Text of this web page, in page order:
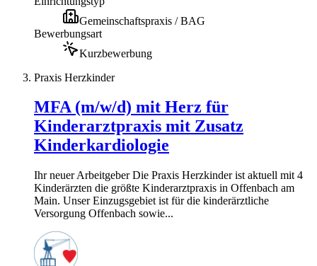
Gemeinschaftspraxis / BAG
Bewerbungsart
Kurzbewerbung
Praxis Herzkinder
MFA (m/w/d) mit Herz für
Kinderarztpraxis mit Zusatz
Kinderkardiologie
Ihr neuer Arbeitgeber Die Praxis Herzkinder ist aktuell mit 4
Kinderärzten die größte Kinderarztpraxis in Offenbach am
Main. Unser Einzugsgebiet ist für die kinderärztliche
Versorgung Offenbach sowie...